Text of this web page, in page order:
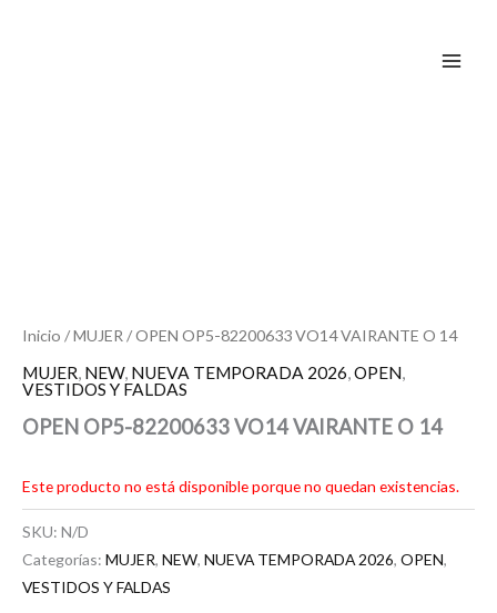
Inicio /MUJER / OPEN OP5-82200633 VO14 VAIRANTE O 14
MUJER, NEW, NUEVA TEMPORADA 2026,OPEN,
VESTIDOS Y FALDAS
OPEN OP5-82200633 VO14 VAIRANTE O 14
Este producto no está disponible porque no quedan existencias.
SKU: N/D
Categorías: MUJER, NEW, NUEVA TEMPORADA 2026, OPEN,
VESTIDOS Y FALDAS